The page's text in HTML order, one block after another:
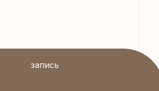
запись